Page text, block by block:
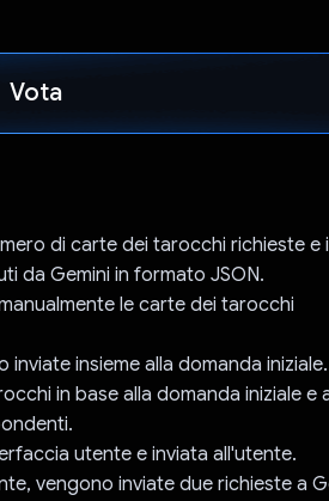
Vota
di carte dei tarocchi richieste e
da Gemini in formato JSON.
le carte dei tarocchi
insieme alla domanda iniziale.
in base alla domanda iniziale e
utente e inviata all'utente.
vengono inviate due richieste a